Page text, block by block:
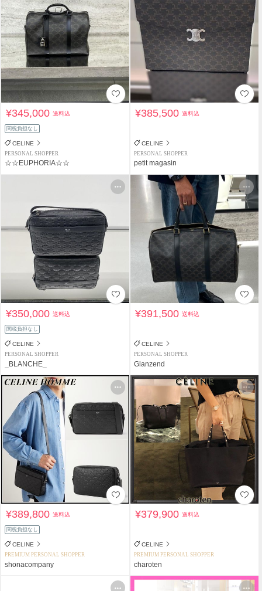
¥345,000送料込
関税負担なし
CELINE
PERSONAL SHOPPER
☆☆EUPHORIA☆☆
¥385,500送料込
CELINE
PERSONAL SHOPPER
petit magasin
¥350,000送料込
関税負担なし
CELINE
PERSONAL SHOPPER
_BLANCHE_
¥391,500送料込
CELINE
PERSONAL SHOPPER
Glanzend
¥389,800送料込
関税負担なし
CELINE
PREMIUM PERSONAL SHOPPER
shonacompany
¥379,900送料込
CELINE
PREMIUM PERSONAL SHOPPER
charoten